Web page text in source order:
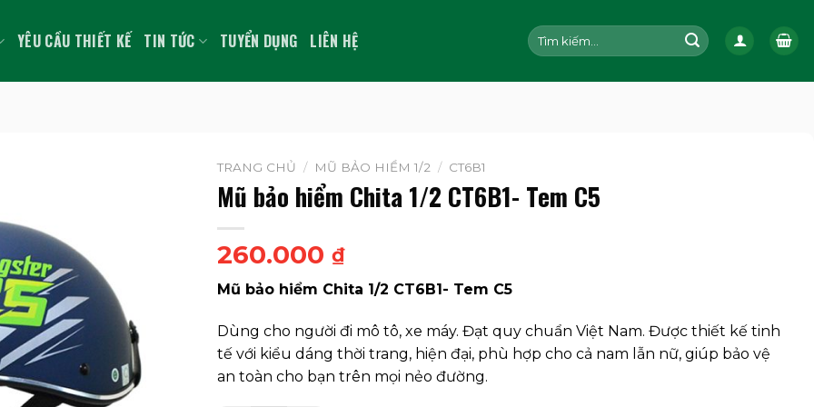
YÊU CẦU THIẾT KẾ TIN TỨC TUYỂN DỤNG LIÊN HỆ
Tìm
kiếm:
TRANG CHỦ / MŨ BẢO HIỂM 1/2 / CT6B1
Mũ bảo hiểm Chita 1/2 CT6B1- Tem C5
260.000 ₫
Mũ bảo hiểm Chita 1/2 CT6B1- Tem C5
Dùng cho người đi mô tô, xe máy. Đạt quy chuẩn Việt Nam. Được thiết kế tinh
tế với kiểu dáng thời trang, hiện đại, phù hợp cho cả nam lẫn nữ, giúp bảo vệ
an toàn cho bạn trên mọi nẻo đường.